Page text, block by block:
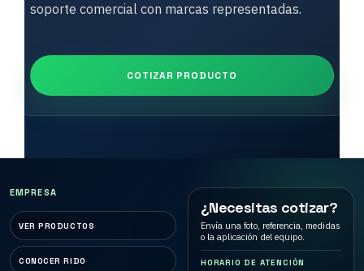
soporte comercial con marcas representadas.
COTIZAR PRODUCTO
EMPRESA
VER PRODUCTOS
CONOCER RIDO
¿Necesitas cotizar?
Envía una foto, referencia, medidas
o la aplicación del equipo.
HORARIO DE ATENCIÓN